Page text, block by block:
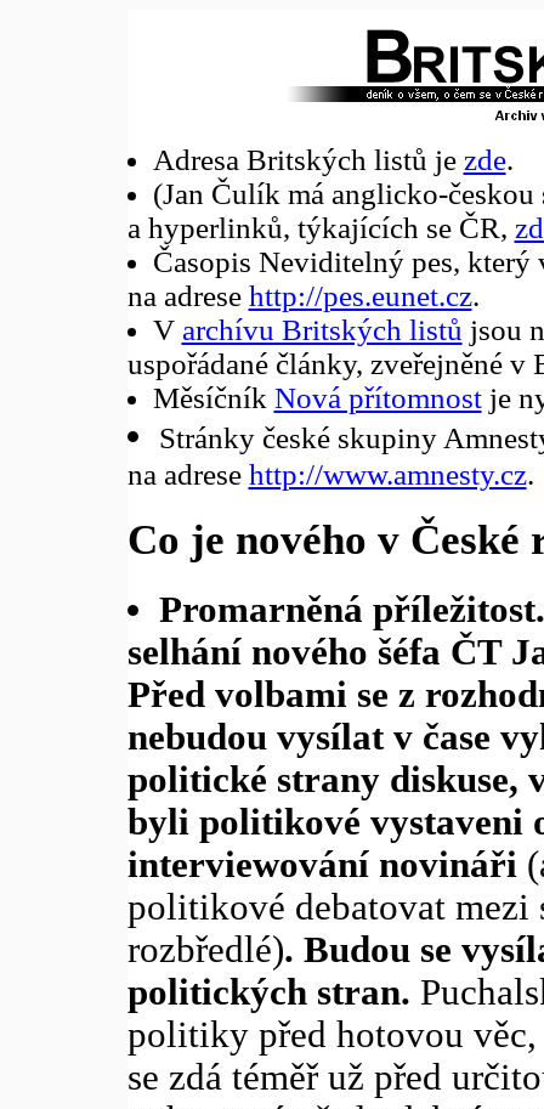
Adresa Britských listů je zde.
(Jan Čulík má anglicko-českou
a hyperlinků, týkajících se ČR,
Časopis Neviditelný pes, který
na adrese http://pes.eunet.cz.
V archívu Britských listů jsou
uspořádané články, zveřejněné
Měsíčník Nová přítomnostje
Stránky české skupiny
na adrese http://www.amnesty.cz.
Co je nového v České
Promarněná
selhání nového šéfa ČT
Před volbami se z
nebudou vysílat v čase
politické strany diskuse,
byli politikové vystaveni
interviewování novináři
politikové debatovat mezi
rozbředlé). Budou se
politických stran.
politiky před hotovou
se zdá téměř už před